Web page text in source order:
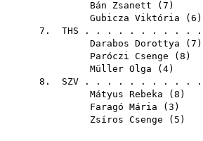
Bán Zsanett ( 7
Gubicza Viktória ( 6
7. THS . . . . . . . . . . .
Darabos Dorottya ( 7
Paróczi Csenge ( 8
Müller Olga ( 4
8. SZV . . . . . . . . . . .
Mátyus Rebeka ( 8
Faragó Mária ( 3
Zsíros Csenge ( 5